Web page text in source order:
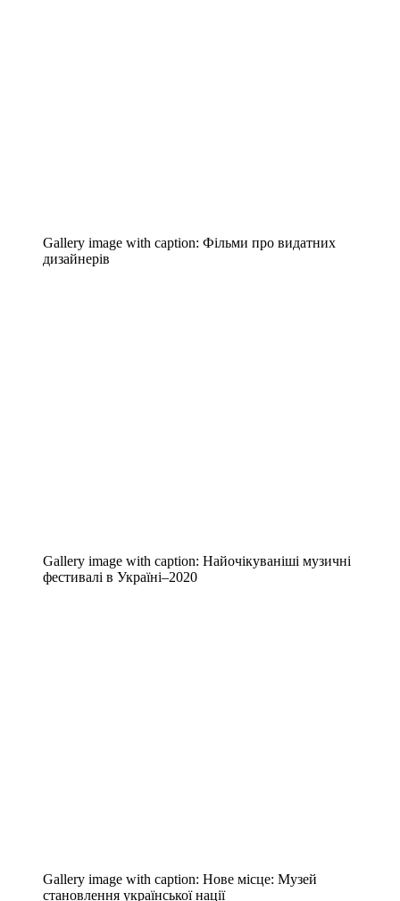
Gallery image with caption: Фільми про видатних
дизайнерів
Gallery image with caption: Найочікуваніші музичні
фестивалі в Україні–2020
Gallery image with caption: Нове місце: Музей
становлення української нації